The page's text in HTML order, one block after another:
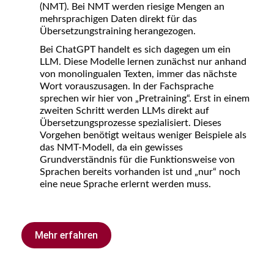
(NMT). Bei NMT werden riesige Mengen an
mehrsprachigen Daten direkt für das
Übersetzungstraining herangezogen.
Bei ChatGPT handelt es sich dagegen um ein
LLM. Diese Modelle lernen zunächst nur anhand
von monolingualen Texten, immer das nächste
Wort vorauszusagen. In der Fachsprache
sprechen wir hier von „Pretraining“. Erst in einem
zweiten Schritt werden LLMs direkt auf
Übersetzungsprozesse spezialisiert. Dieses
Vorgehen benötigt weitaus weniger Beispiele als
das NMT-Modell, da ein gewisses
Grundverständnis für die Funktionsweise von
Sprachen bereits vorhanden ist und „nur“ noch
eine neue Sprache erlernt werden muss.
Mehr erfahren